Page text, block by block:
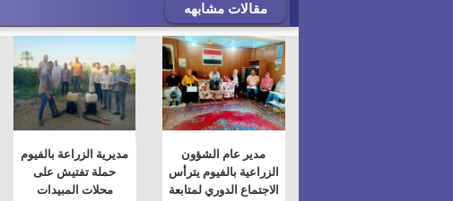
مقالات مشابهه
مدير عام الشؤون
الزراعية بالفيوم يترأس
الاجتماع الدوري لمتابعة
مديرية الزراعة بالفيوم
حملة تفتيش على
محلات المبيدات